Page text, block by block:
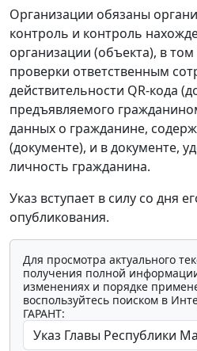
Организации обязаны
контроль и контроль
организации (объекта), в
проверки ответственным
действительности QR-кода
предъявляемого
данных о гражданине,
(документе), и в документе,
личность гражданина.
Указ вступает в силу со дня
опубликования.
Для просмотра актуального
получения полной
изменениях и порядке
воспользуйтесь поиском в
ГАРАНТ: